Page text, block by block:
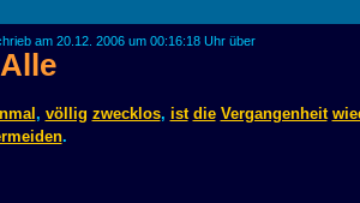
am 20.12. 2006 um 00:16:18 Uhr über
, völlig zwecklos, ist die Vergangenheit
.